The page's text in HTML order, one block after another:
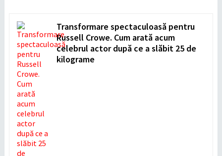
Transformare spectaculoasă pentru
Russell Crowe. Cum arată acum
celebrul actor după ce a slăbit 25 de
kilograme